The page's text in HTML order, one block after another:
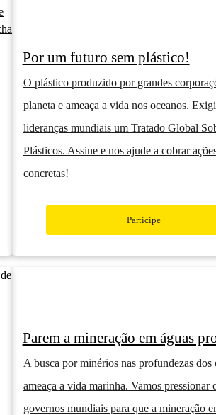
Por um futuro sem plástico!
O plástico produzido por grandes
planeta e ameaça a vida nos oceanos.
lideranças mundiais um Tratado Global
Plásticos. Assine e nos ajude a cobrar
concretas!
Participe
Parem a mineração em águas
A busca por minérios nas profundezas dos
ameaça a vida marinha. Vamos pressionar
governos mundiais para que a mineração